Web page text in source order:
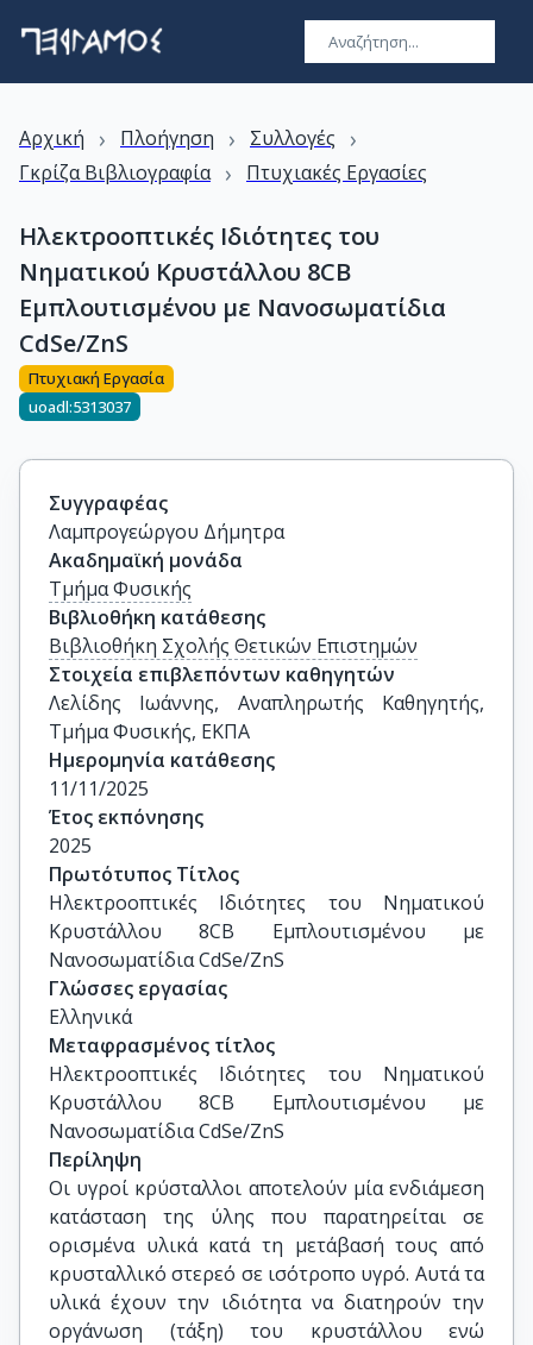
Αρχική › Πλοήγηση › Συλλογές ›
Γκρίζα Βιβλιογραφία › Πτυχιακές Εργασίες
Ηλεκτροοπτικές Ιδιότητες του
Νηματικού Κρυστάλλου 8CB
Εμπλουτισμένου με Νανοσωματίδια
CdSe/ZnS
Πτυχιακή Εργασία
uoadl:5313037
Συγγραφέας
Λαμπρογεώργου Δήμητρα
Ακαδημαϊκή μονάδα
Τμήμα Φυσικής
Βιβλιοθήκη κατάθεσης
Βιβλιοθήκη Σχολής Θετικών Επιστημών
Στοιχεία επιβλεπόντων καθηγητών
Λελίδης Ιωάννης, Αναπληρωτής Καθηγητής,
Τμήμα Φυσικής, ΕΚΠΑ
Ημερομηνία κατάθεσης
11/11/2025
Έτος εκπόνησης
2025
Πρωτότυπος Τίτλος
Ηλεκτροοπτικές Ιδιότητες του Νηματικού
Κρυστάλλου 8CB Εμπλουτισμένου με
Νανοσωματίδια CdSe/ZnS
Γλώσσες εργασίας
Ελληνικά
Μεταφρασμένος τίτλος
Ηλεκτροοπτικές Ιδιότητες του Νηματικού
Κρυστάλλου 8CB Εμπλουτισμένου με
Νανοσωματίδια CdSe/ZnS
Περίληψη
Οι υγροί κρύσταλλοι αποτελούν μία ενδιάμεση
κατάσταση της ύλης που παρατηρείται σε
ορισμένα υλικά κατά τη μετάβασή τους από
κρυσταλλικό στερεό σε ισότροπο υγρό. Αυτά τα
υλικά έχουν την ιδιότητα να διατηρούν την
οργάνωση (τάξη) του κρυστάλλου ενώ